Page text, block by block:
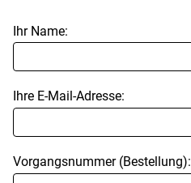
Ihr Name:
Ihre E-Mail-Adresse:
Vorgangsnummer (Bestellung):